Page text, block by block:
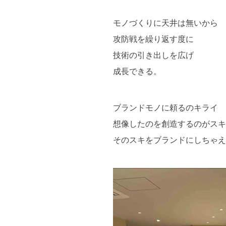
モノづくりに天井は無いから
攻防戦を繰り返す度に
技術の引き出しを広げ
成長できる。
ブランドモノに頼るのキライ
想像したのを創造するのがスキ
そのスキをブランドにしちゃ